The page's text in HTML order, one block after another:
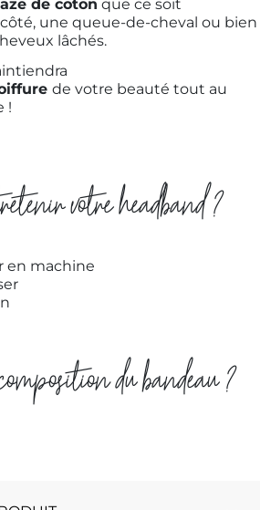
de coton que ce soit
une queue-de-cheval ou bien
lâchés.
de votre beauté tout au
!
votre headband ?
en machine
du bandeau ?